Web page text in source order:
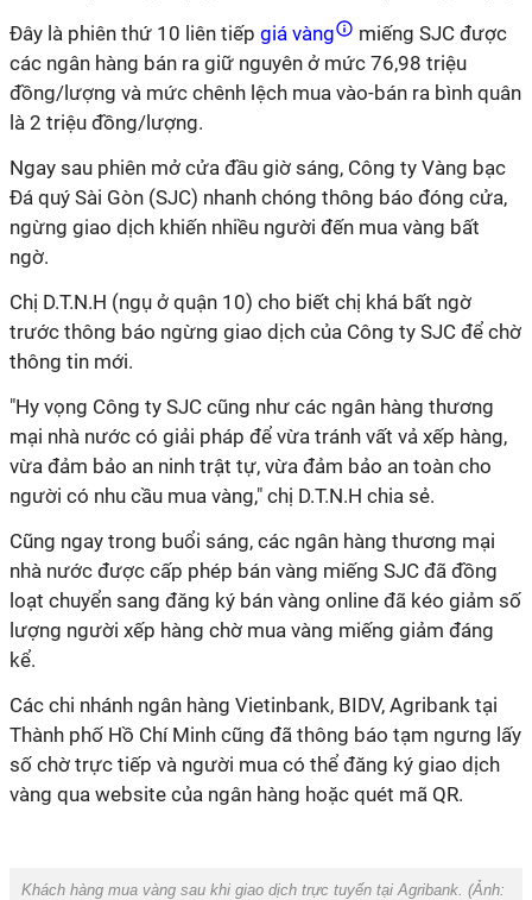
Đây là phiên thứ 10 liên tiếp giá vàng
miếng SJC được
các ngân hàng bán ra giữ nguyên ở mức 76,98 triệu
đồng/lượng và mức chênh lệch mua vào-bán ra bình quân
là 2 triệu đồng/lượng.
Ngay sau phiên mở cửa đầu giờ sáng, Công ty Vàng bạc
Đá quý Sài Gòn (SJC) nhanh chóng thông báo đóng cửa,
ngừng giao dịch khiến nhiều người đến mua vàng bất
ngờ.
Chị D.T.N.H (ngụ ở quận 10) cho biết chị khá bất ngờ
trước thông báo ngừng giao dịch của Công ty SJC để chờ
thông tin mới.
"Hy vọng Công ty SJC cũng như các ngân hàng thương
mại nhà nước có giải pháp để vừa tránh vất vả xếp hàng,
vừa đảm bảo an ninh trật tự, vừa đảm bảo an toàn cho
người có nhu cầu mua vàng," chị D.T.N.H chia sẻ.
Cũng ngay trong buổi sáng, các ngân hàng thương mại
nhà nước được cấp phép bán vàng miếng SJC đã đồng
loạt chuyển sang đăng ký bán vàng online đã kéo giảm số
lượng người xếp hàng chờ mua vàng miếng giảm đáng
kể.
Các chi nhánh ngân hàng Vietinbank, BIDV, Agribank tại
Thành phố Hồ Chí Minh cũng đã thông báo tạm ngưng lấy
số chờ trực tiếp và người mua có thể đăng ký giao dịch
vàng qua website của ngân hàng hoặc quét mã QR.
Khách hàng mua vàng sau khi giao dịch trực tuyến tại Agribank. (Ảnh: